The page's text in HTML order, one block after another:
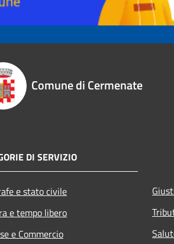
Comune di Cermenate
DI SERVIZIO
e stato civile
e tempo libero
e Commercio